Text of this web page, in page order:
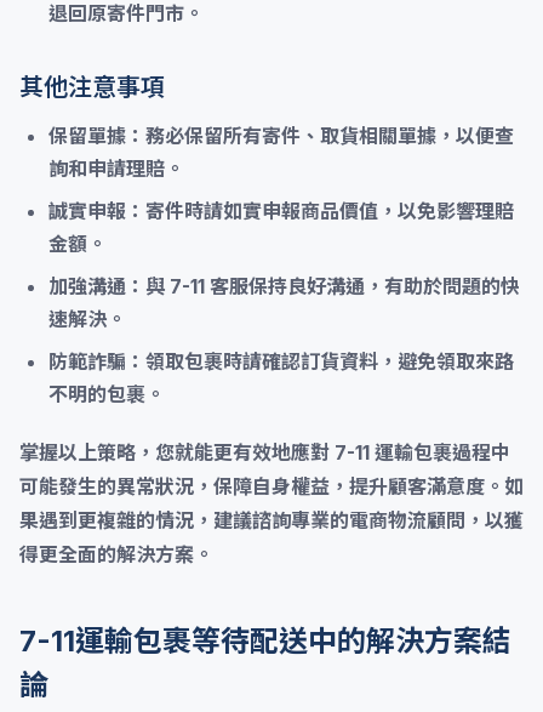
退回原寄件門市。
其他注意事項
保留單據： 務必保留所有寄件、取貨相關單據，以便查
詢和申請理賠。
誠實申報： 寄件時請如實申報商品價值，以免影響理賠
金額。
加強溝通： 與 7-11 客服保持良好溝通，有助於問題的快
速解決。
防範詐騙： 領取包裹時請確認訂貨資料，避免領取來路
不明的包裹。
掌握以上策略，您就能更有效地應對 7-11 運輸包裹過程中
可能發生的異常狀況，保障自身權益，提升顧客滿意度。如
果遇到更複雜的情況，建議諮詢專業的電商物流顧問，以獲
得更全面的解決方案。
7-11運輸包裹等待配送中的解決方案結
論